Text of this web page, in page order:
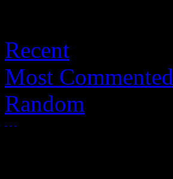
Recent
Most Commented
Random